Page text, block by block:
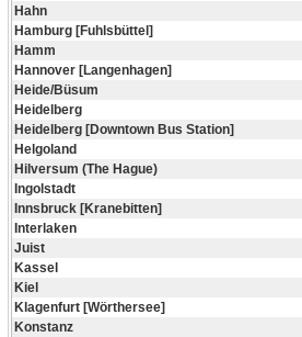
Hahn
Hamburg [Fuhlsbüttel]
Hamm
Hannover [Langenhagen]
Heide/Büsum
Heidelberg
Heidelberg [Downtown Bus Station]
Helgoland
Hilversum (The Hague)
Ingolstadt
Innsbruck [Kranebitten]
Interlaken
Juist
Kassel
Kiel
Klagenfurt [Wörthersee]
Konstanz